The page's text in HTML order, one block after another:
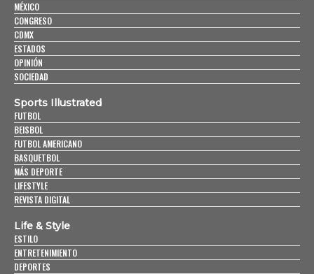
MÉXICO
CONGRESO
CDMX
ESTADOS
OPINIÓN
SOCIEDAD
Sports Illustrated
FUTBOL
BEISBOL
FUTBOL AMERICANO
BASQUETBOL
MÁS DEPORTE
LIFESTYLE
REVISTA DIGITAL
Life & Style
ESTILO
ENTRETENIMIENTO
DEPORTES